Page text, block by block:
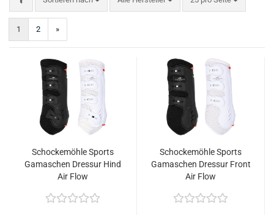
1 2 »
Schockemöhle Sports
Gamaschen Dressur Hind
Air Flow
Schockemöhle Sports
Gamaschen Dressur Front
Air Flow